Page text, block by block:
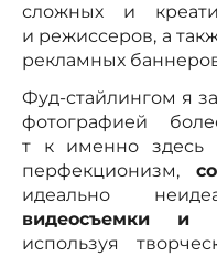
сложных и
и режиссеров, а
рекламных
Фуд-стайлингом я
фотографией
т к именно здесь
перфекционизм,
идеально
видеосъемки и
используя